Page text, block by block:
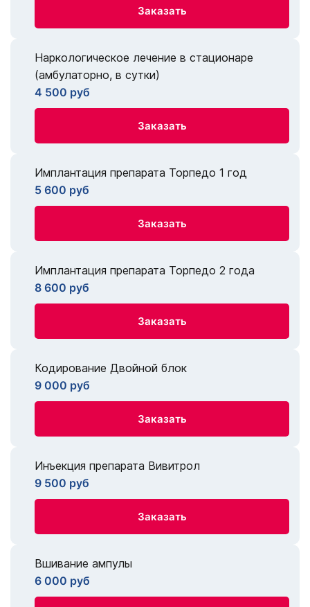
Заказать
Наркологическое лечение в стационаре
(амбулаторно, в сутки)
4 500 руб
Заказать
Имплантация препарата Торпедо 1 год
5 600 руб
Заказать
Имплантация препарата Торпедо 2 года
8 600 руб
Заказать
Кодирование Двойной блок
9 000 руб
Заказать
Инъекция препарата Вивитрол
9 500 руб
Заказать
Вшивание ампулы
6 000 руб